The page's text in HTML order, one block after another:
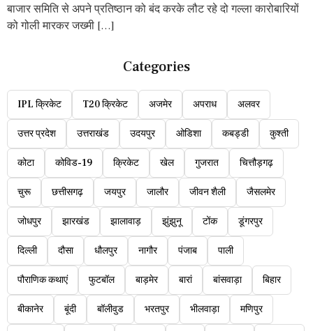
बाजार समिति से अपने प्रतिष्ठान को बंद करके लौट रहे दो गल्ला कारोबारियों
को गोली मारकर जख्मी […]
Categories
IPL क्रिकेट T20 क्रिकेट अजमेर अपराध अलवर
उत्तर प्रदेश उत्तराखंड उदयपुर ओडिशा कबड्डी कुश्ती
कोटा कोविड-19 क्रिकेट खेल गुजरात चित्तौड़गढ़
चुरू छत्तीसगढ़ जयपुर जालौर जीवन शैली जैसलमेर
जोधपुर झारखंड झालावाड़ झुंझुनू टोंक डूंगरपुर
दिल्ली दौसा धौलपुर नागौर पंजाब पाली
पौराणिक कथाएं फुटबॉल बाड़मेर बारां बांसवाड़ा बिहार
बीकानेर बूंदी बॉलीवुड भरतपुर भीलवाड़ा मणिपुर